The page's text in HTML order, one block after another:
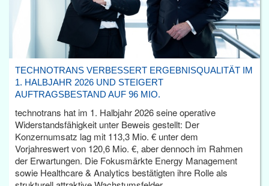
TECHNOTRANS VERBESSERT ERGEBNISQUALITÄT IM
1. HALBJAHR 2026 UND STEIGERT
AUFTRAGSBESTAND AUF 96 MIO.
technotrans hat im 1. Halbjahr 2026 seine operative
Widerstandsfähigkeit unter Beweis gestellt: Der
Konzernumsatz lag mit 113,3 Mio. € unter dem
Vorjahreswert von 120,6 Mio. €, aber dennoch im Rahmen
der Erwartungen. Die Fokusmärkte Energy Management
sowie Healthcare & Analytics bestätigten ihre Rolle als